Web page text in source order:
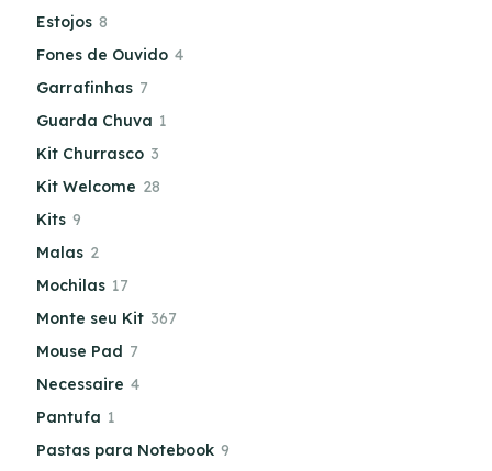
Estojos 8
Fones de Ouvido 4
Garrafinhas 7
Guarda Chuva 1
Kit Churrasco 3
Kit Welcome 28
Kits 9
Malas 2
Mochilas 17
Monte seu Kit 367
Mouse Pad 7
Necessaire 4
Pantufa 1
Pastas para Notebook 9